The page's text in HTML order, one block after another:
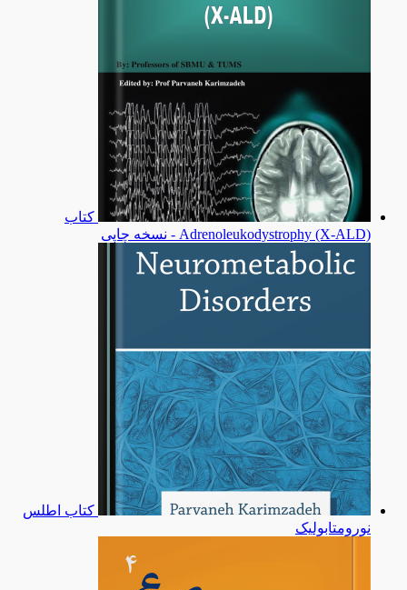
کتاب
Adrenoleukodystrophy (X-ALD) - نسخه چاپی
کتاب اطلس
نورومتابولیک